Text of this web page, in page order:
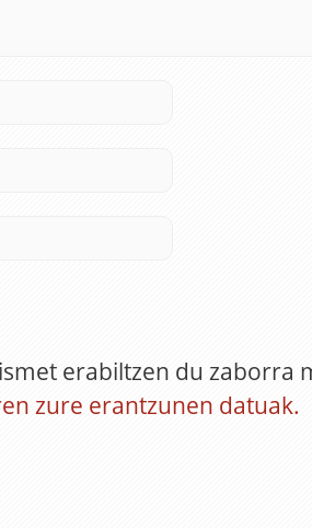
erabiltzen du zaborra
zure erantzunen datuak.